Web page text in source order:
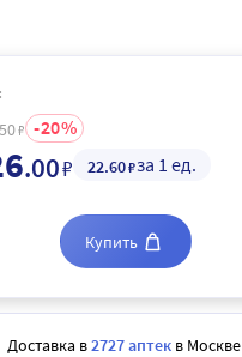
₽ 20
.00₽ 22.60₽за 1 ед.
Купить
Доставка в2727 аптек в Москве